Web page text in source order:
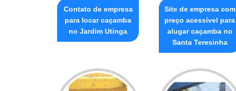
Contato de empresa
para locar caçamba
no Jardim Utinga
Site de empresa com
preço acessível para
alugar caçamba no
Santa Teresinha